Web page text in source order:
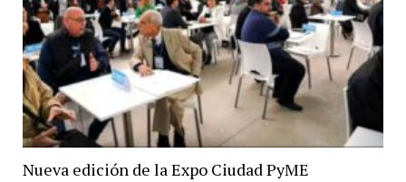
Nueva edición de la Expo Ciudad PyME